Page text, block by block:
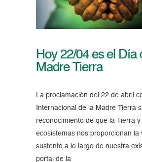
Hoy 22/04 es el Día
Madre Tierra
La proclamación del 22 de abril
Internacional de la Madre Tierra
reconocimiento de que la Tierra y
ecosistemas nos proporcionan la
sustento a lo largo de nuestra
portal de la